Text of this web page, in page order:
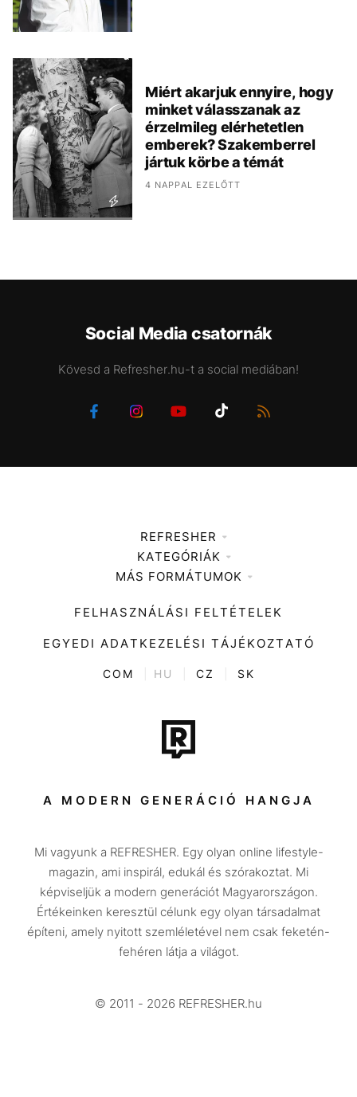
Miért akarjuk ennyire, hogy
minket válasszanak az
érzelmileg elérhetetlen
emberek? Szakemberrel
jártuk körbe a témát
4 NAPPAL EZELŐTT
Social Media csatornák
Kövesd a Refresher.hu-t a social mediában!
REFRESHER
Médiaajánlat
KATEGÓRIÁK
Zene
Divat
Kultúra
ENTR
Tech-Tudomány
Sport
Társadalom
Utazás
Életmód
Design
Beszélgetések
Videó
MÁS FORMÁTUMOK
FELHASZNÁLÁSI FELTÉTELEK
EGYEDI ADATKEZELÉSI TÁJÉKOZTATÓ
COM HU CZ SK
A MODERN GENERÁCIÓ HANGJA
Mi vagyunk a REFRESHER. Egy olyan online lifestyle-
magazin, ami inspirál, edukál és szórakoztat. Mi
képviseljük a modern generációt Magyarországon.
Értékeinken keresztül célunk egy olyan társadalmat
építeni, amely nyitott szemléletével nem csak feketén-
fehéren látja a világot.
© 2011 - 2026 REFRESHER.hu